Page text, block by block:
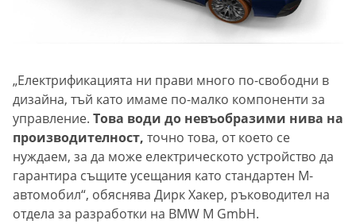
„Електрификацията ни прави много по-свободни в
дизайна, тъй като имаме по-малко компоненти за
управление. Това води до невъобразими нива на
производителност, точно това, от което се
нуждаем, за да може електрическото устройство да
гарантира същите усещания като стандартен M-
автомобил“, обяснява Дирк Хакер, ръководител на
отдела за разработки на BMW M GmbH.